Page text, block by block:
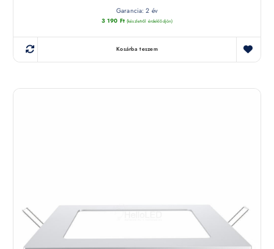
Garancia: 2 év
3 190 Ft (készletről érdeklődjön)
Kosárba teszem